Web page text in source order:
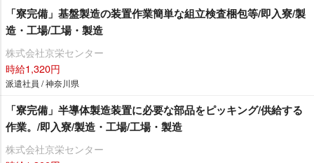
「寮完備」基盤製造の装置作業簡単な組立検査梱包等/即入寮/製
造・工場/工場・製造
株式会社京栄センター
時給1,320円
派遣社員 / 神奈川県
「寮完備」半導体製造装置に必要な部品をピッキング/供給する
作業。/即入寮/製造・工場/工場・製造
株式会社京栄センター